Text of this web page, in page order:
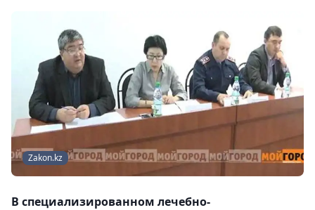
Zakon.kz
В специализированном лечебно-